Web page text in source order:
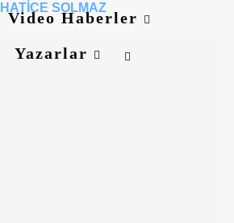
Video Haberler
Yazarlar
HATICE SOLMAZ